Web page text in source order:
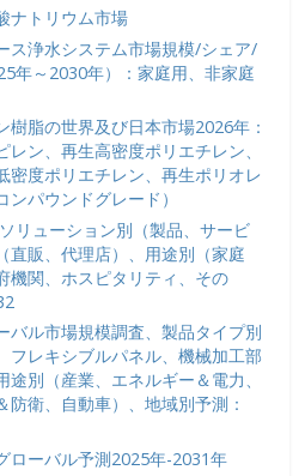
ナトリウム市場
ス浄水システム市場規模/シェア/
年～2030年）：家庭用、非家庭
樹脂の世界及び日本市場2026年：
ン、再生高密度ポリエチレン、
密度ポリエチレン、再生ポリオレ
パウンドグレード）
リューション別（製品、サービ
直販、代理店）、用途別（家庭
機関、ホスピタリティ、その
バル市場規模調査、製品タイプ別
フレキシブルパネル、機械加工部
別（産業、エネルギー＆電力、
衛、自動車）、地域別予測：
ローバル予測2025年-2031年